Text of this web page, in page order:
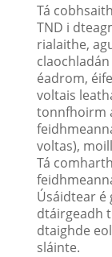
Tá
TND i
rialaithe,
éadrom,
voltais
tonnfhoirm
voltas),
Tá
Úsáidtear é
dtáirgeadh
dtaighde
sláinte.